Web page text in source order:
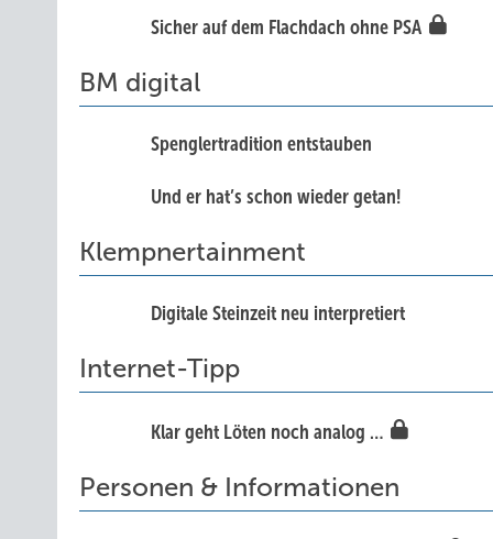
Sicher auf dem Flachdach ohne PSA
BM digital
Spenglertradition entstauben
Und er hat’s schon wieder getan!
Klempnertainment
Digitale Steinzeit neu interpretiert
Internet-Tipp
Klar geht Löten noch analog …
Personen & Informationen